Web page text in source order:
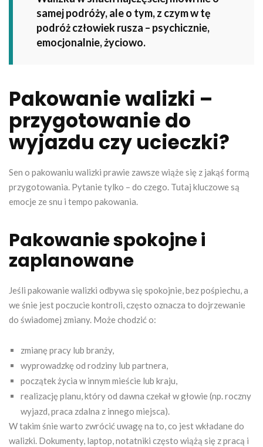
samej podróży, ale o tym, z czym w tę
podróż człowiek rusza – psychicznie,
emocjonalnie, życiowo.
Pakowanie walizki –
przygotowanie do
wyjazdu czy ucieczki?
Sen o pakowaniu walizki prawie zawsze wiąże się z jakąś formą
przygotowania. Pytanie tylko – do czego. Tutaj kluczowe są
emocje ze snu i tempo pakowania.
Pakowanie spokojne i
zaplanowane
Jeśli pakowanie walizki odbywa się spokojnie, bez pośpiechu, a
we śnie jest poczucie kontroli, często oznacza to dojrzewanie
do świadomej zmiany. Może chodzić o:
zmianę pracy lub branży,
wyprowadzkę od rodziny lub partnera,
początek życia w innym mieście lub kraju,
realizację planu, który od dawna czekał w głowie (np. roczny
wyjazd, praca zdalna z innego miejsca).
W takim śnie warto zwrócić uwagę na to, co jest wkładane do
walizki. Dokumenty, laptop, notatniki często wiążą się z pracą i